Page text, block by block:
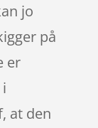
jo
på
er
at den